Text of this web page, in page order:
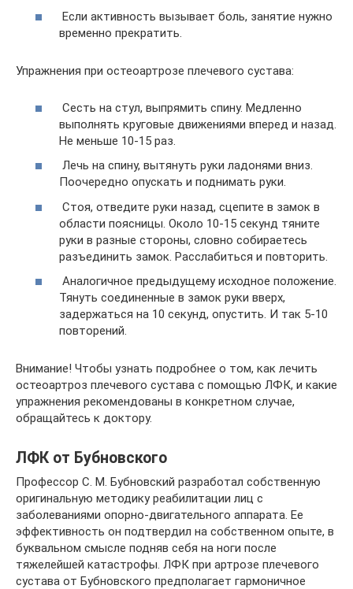
Если активность вызывает боль, занятие нужно
временно прекратить.
Упражнения при остеоартрозе плечевого сустава:
Сесть на стул, выпрямить спину. Медленно
выполнять круговые движениями вперед и назад.
Не меньше 10-15 раз.
Лечь на спину, вытянуть руки ладонями вниз.
Поочередно опускать и поднимать руки.
Стоя, отведите руки назад, сцепите в замок в
области поясницы. Около 10-15 секунд тяните
руки в разные стороны, словно собираетесь
разъединить замок. Расслабиться и повторить.
Аналогичное предыдущему исходное положение.
Тянуть соединенные в замок руки вверх,
задержаться на 10 секунд, опустить. И так 5-10
повторений.
Внимание! Чтобы узнать подробнее о том, как лечить
остеоартроз плечевого сустава с помощью ЛФК, и какие
упражнения рекомендованы в конкретном случае,
обращайтесь к доктору.
ЛФК от Бубновского
Профессор С. М. Бубновский разработал собственную
оригинальную методику реабилитации лиц с
заболеваниями опорно-двигательного аппарата. Ее
эффективность он подтвердил на собственном опыте, в
буквальном смысле подняв себя на ноги после
тяжелейшей катастрофы. ЛФК при артрозе плечевого
сустава от Бубновского предполагает гармоничное